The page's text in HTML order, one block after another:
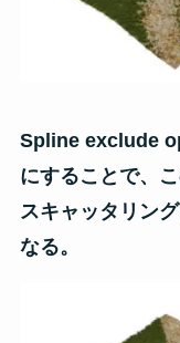
Spline exclude
にすることで、
スキャッタリン
なる。